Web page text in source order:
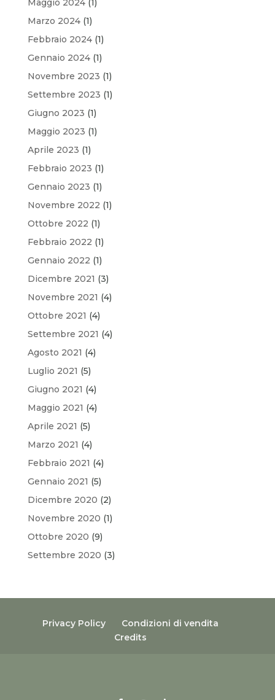
Maggio 2024(1)
Marzo 2024(1)
Febbraio 2024(1)
Gennaio 2024(1)
Novembre 2023 (1)
Settembre 2023 (1)
Giugno 2023 (1)
Maggio 2023 (1)
Aprile 2023 (1)
Febbraio 2023 (1)
Gennaio 2023 (1)
Novembre 2022 (1)
Ottobre 2022 (1)
Febbraio 2022 (1)
Gennaio 2022 (1)
Dicembre 2021 (3)
Novembre 2021 (4)
Ottobre 2021 (4)
Settembre 2021 (4)
Agosto 2021 (4)
Luglio 2021 (5)
Giugno 2021 (4)
Maggio 2021 (4)
Aprile 2021 (5)
Marzo 2021 (4)
Febbraio 2021 (4)
Gennaio 2021 (5)
Dicembre 2020 (2)
Novembre 2020 (1)
Ottobre 2020 (9)
Settembre 2020 (3)
Privacy Policy
Condizioni di vendita
Credits